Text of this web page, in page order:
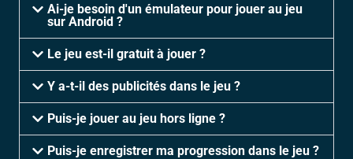
Ai-je besoin d'un émulateur pour jouer au jeu
sur Android ?
Le jeu est-il gratuit à jouer ?
Y a-t-il des publicités dans le jeu ?
Puis-je jouer au jeu hors ligne ?
Puis-je enregistrer ma progression dans le jeu ?